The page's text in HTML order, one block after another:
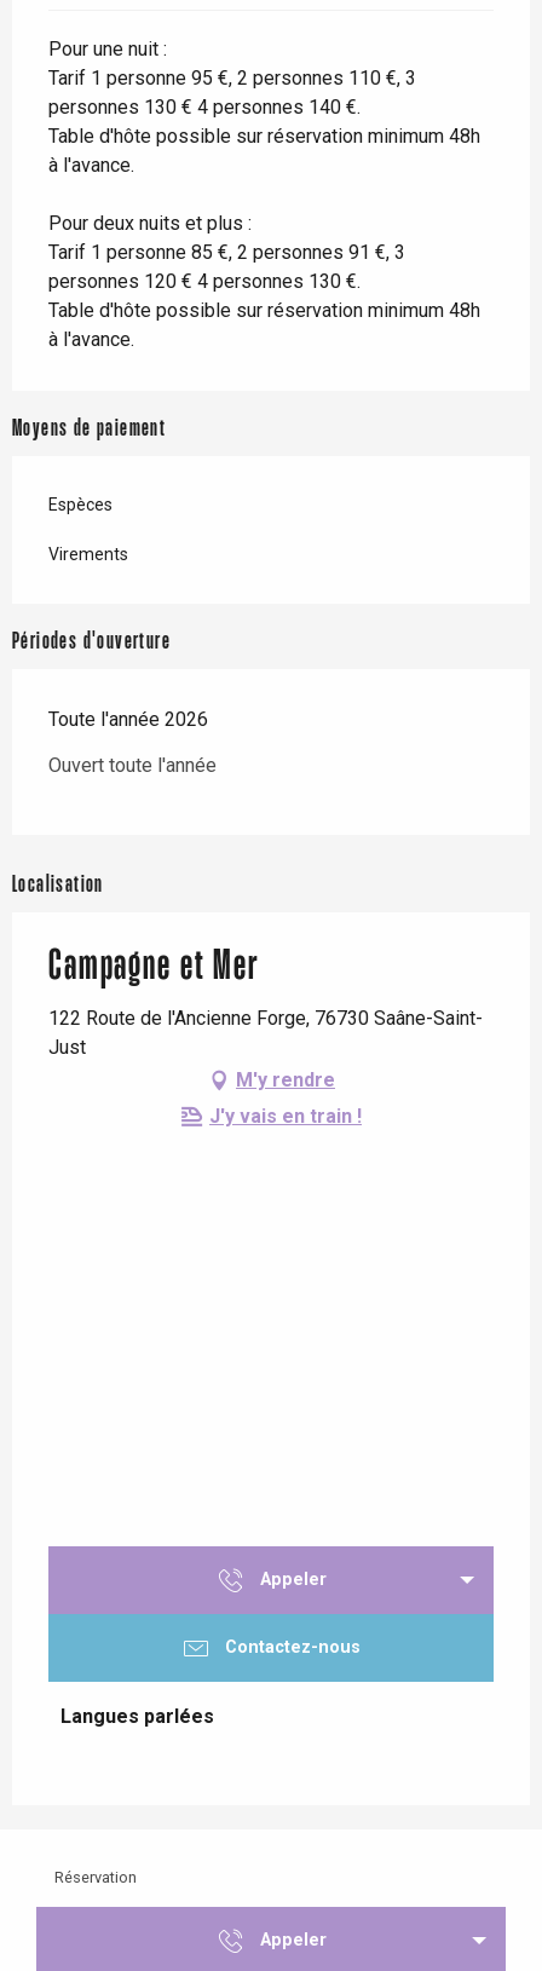
Pour une nuit :
Tarif 1 personne 95 €, 2 personnes 110 €, 3
personnes 130 € 4 personnes 140 €.
Table d'hôte possible sur réservation minimum 48h
à l'avance.
Pour deux nuits et plus :
Tarif 1 personne 85 €, 2 personnes 91 €, 3
personnes 120 € 4 personnes 130 €.
Table d'hôte possible sur réservation minimum 48h
à l'avance.
Moyens de paiement
Espèces
Virements
Périodes d'ouverture
Toute l'année 2026
Ouvert toute l'année
Localisation
Campagne et Mer
122 Route de l'Ancienne Forge, 76730 Saâne-Saint-
Just
M'y rendre
J'y vais en train !
Appeler
Contactez-nous
Langues parlées
Langues parlées
Réservation
Appeler